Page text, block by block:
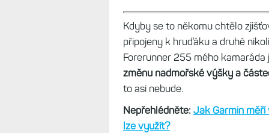
Kdyby se to někomu chtělo
připojeny k hruďáku a druhé
Forerunner 255 mého kamaráda
změnu nadmořské výšky a
to asi nebude.
Nepřehlédněte: Jak Garmin
lze využít?